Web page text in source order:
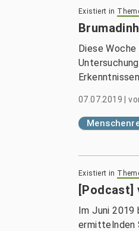
Existiert in
Diese
07.07.2019 |
Existiert in
[Podcast]
Im Juni 2019
ermittelnden